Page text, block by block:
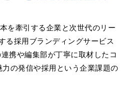
を牽引する企業と次世代のリー
る採用ブランディングサービス
携や編集部が丁寧に取材したコ
力の発信や採用という企業課題の